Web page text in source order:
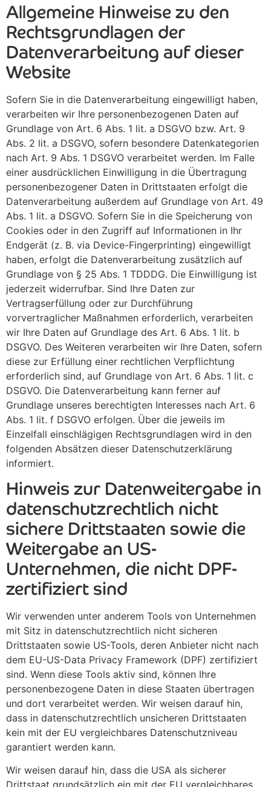
Allgemeine Hinweise zu den
Rechtsgrundlagen der
Datenverarbeitung auf dieser
Website
Sofern Sie in die Datenverarbeitung eingewilligt haben,
verarbeiten wir Ihre personenbezogenen Daten auf
Grundlage von Art. 6 Abs. 1 lit. a DSGVO bzw. Art. 9
Abs. 2 lit. a DSGVO, sofern besondere Datenkategorien
nach Art. 9 Abs. 1 DSGVO verarbeitet werden. Im Falle
einer ausdrücklichen Einwilligung in die Übertragung
personenbezogener Daten in Drittstaaten erfolgt die
Datenverarbeitung außerdem auf Grundlage von Art. 49
Abs. 1 lit. a DSGVO. Sofern Sie in die Speicherung von
Cookies oder in den Zugriff auf Informationen in Ihr
Endgerät (z. B. via Device-Fingerprinting) eingewilligt
haben, erfolgt die Datenverarbeitung zusätzlich auf
Grundlage von § 25 Abs. 1 TDDDG. Die Einwilligung ist
jederzeit widerrufbar. Sind Ihre Daten zur
Vertragserfüllung oder zur Durchführung
vorvertraglicher Maßnahmen erforderlich, verarbeiten
wir Ihre Daten auf Grundlage des Art. 6 Abs. 1 lit. b
DSGVO. Des Weiteren verarbeiten wir Ihre Daten, sofern
diese zur Erfüllung einer rechtlichen Verpflichtung
erforderlich sind, auf Grundlage von Art. 6 Abs. 1 lit. c
DSGVO. Die Datenverarbeitung kann ferner auf
Grundlage unseres berechtigten Interesses nach Art. 6
Abs. 1 lit. f DSGVO erfolgen. Über die jeweils im
Einzelfall einschlägigen Rechtsgrundlagen wird in den
folgenden Absätzen dieser Datenschutzerklärung
informiert.
Hinweis zur Datenweitergabe in
datenschutzrechtlich nicht
sichere Drittstaaten sowie die
Weitergabe an US-
Unternehmen, die nicht DPF-
zertifiziert sind
Wir verwenden unter anderem Tools von Unternehmen
mit Sitz in datenschutzrechtlich nicht sicheren
Drittstaaten sowie US-Tools, deren Anbieter nicht nach
dem EU-US-Data Privacy Framework (DPF) zertifiziert
sind. Wenn diese Tools aktiv sind, können Ihre
personenbezogene Daten in diese Staaten übertragen
und dort verarbeitet werden. Wir weisen darauf hin,
dass in datenschutzrechtlich unsicheren Drittstaaten
kein mit der EU vergleichbares Datenschutzniveau
garantiert werden kann.
Wir weisen darauf hin, dass die USA als sicherer